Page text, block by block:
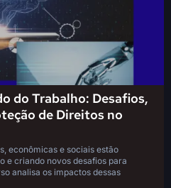
do Trabalho: Desafios,
de Direitos no
econômicas e sociais estão
e criando novos desafios para
analisa os impactos dessas